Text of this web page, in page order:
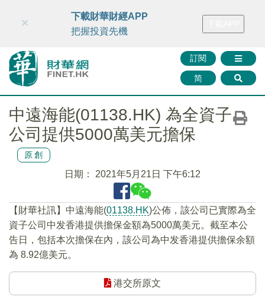
財華智庫網 FINTV FINMETA 財華證券 媒體矩陣
訂閱
简
×
下載財華財經APP
把握投資先機
中遠海能(01138.HK) 為全資子
公司提供5000萬美元擔保
原創
日期： 2021年5月21日 下午6:12
【財華社訊】中遠海能(01138.HK)公佈，該公司已實際為全
資子公司中发香港提供擔保金額為5000萬美元。截至本公
告日，包括本次擔保在內，該公司為中发香港提供擔保余額
為 8.92億美元。
港交所原文